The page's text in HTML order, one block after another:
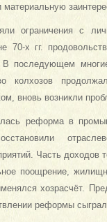
ограничения с
70-х гг.
последующем
колхозов
вновь возникли
реформа в
Часть доходов
поощрение,
хозрасчёт.
реформы